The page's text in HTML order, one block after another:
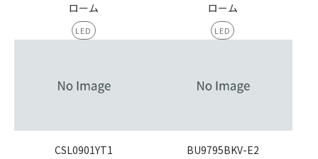
ローム
LED
ローム
LED
CSL0901YT1
BU9795BKV-E2